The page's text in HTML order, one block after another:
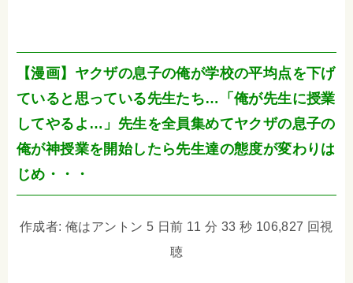
【漫画】ヤクザの息子の俺が学校の平均点を下げ
ていると思っている先生たち…「俺が先生に授業
してやるよ…」先生を全員集めてヤクザの息子の
俺が神授業を開始したら先生達の態度が変わりは
じめ・・・
作成者: 俺はアントン 5 日前 11 分 33 秒 106,827 回視
聴